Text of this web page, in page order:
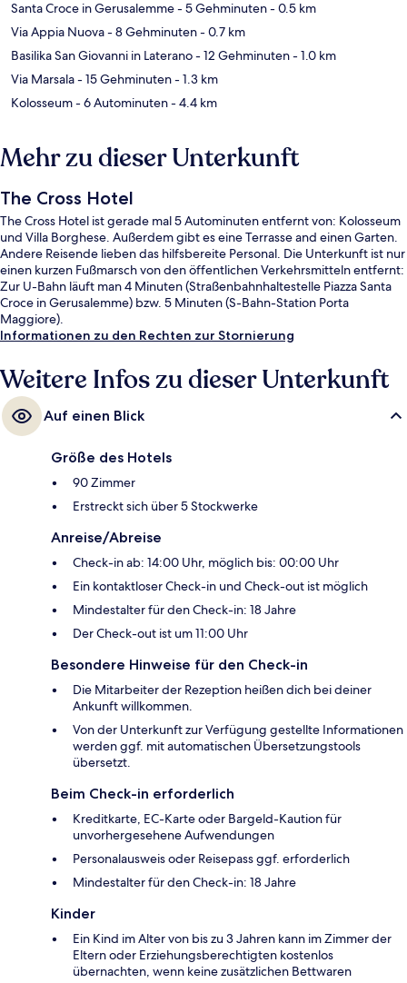
Santa Croce in Gerusalemme- 5 Gehminuten- 0.5 km
Via Appia Nuova- 8 Gehminuten- 0.7 km
Basilika San Giovanni in Laterano- 12 Gehminuten- 1.0 km
Via Marsala- 15 Gehminuten- 1.3 km
Kolosseum- 6 Autominuten- 4.4 km
Mehr zu dieser Unterkunft
The Cross Hotel
The Cross Hotel ist gerade mal 5 Autominuten entfernt von: Kolosseum
und Villa Borghese. Außerdem gibt es eine Terrasse and einen Garten.
Andere Reisende lieben das hilfsbereite Personal. Die Unterkunft ist nur
einen kurzen Fußmarsch von den öffentlichen Verkehrsmitteln entfernt:
Zur U-Bahn läuft man 4 Minuten (Straßenbahnhaltestelle Piazza Santa
Croce in Gerusalemme) bzw. 5 Minuten (S-Bahn-Station Porta
Maggiore).
Informationen zu den Rechten zur Stornierung
Weitere Infos zu dieser Unterkunft
Auf einen Blick
Größe des Hotels
90 Zimmer
Erstreckt sich über 5 Stockwerke
Anreise/Abreise
Check-in ab: 14:00 Uhr, möglich bis: 00:00 Uhr
Ein kontaktloser Check-in und Check-out ist möglich
Mindestalter für den Check-in: 18 Jahre
Der Check-out ist um 11:00 Uhr
Besondere Hinweise für den Check-in
Die Mitarbeiter der Rezeption heißen dich bei deiner
Ankunft willkommen.
Von der Unterkunft zur Verfügung gestellte Informationen
werden ggf. mit automatischen Übersetzungstools
übersetzt.
Beim Check-in erforderlich
Kreditkarte, EC-Karte oder Bargeld-Kaution für
unvorhergesehene Aufwendungen
Personalausweis oder Reisepass ggf. erforderlich
Mindestalter für den Check-in: 18 Jahre
Kinder
Ein Kind im Alter von bis zu 3 Jahren kann im Zimmer der
Eltern oder Erziehungsberechtigten kostenlos
übernachten, wenn keine zusätzlichen Bettwaren